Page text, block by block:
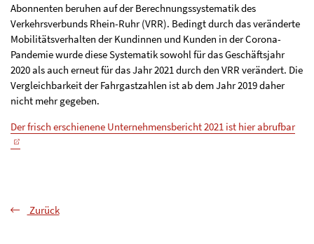
Abonnenten beruhen auf der Berechnungssystematik des
Verkehrsverbunds Rhein-Ruhr (VRR). Bedingt durch das veränderte
Mobilitätsverhalten der Kundinnen und Kunden in der Corona-
Pandemie wurde diese Systematik sowohl für das Geschäftsjahr
2020 als auch erneut für das Jahr 2021 durch den VRR verändert. Die
Vergleichbarkeit der Fahrgastzahlen ist ab dem Jahr 2019 daher
nicht mehr gegeben.
Der frisch erschienene Unternehmensbericht 2021 ist hier abrufbar
Zurück